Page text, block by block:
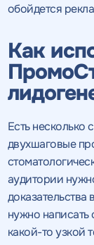
обойдется
Как
Есть
двухшаговые
аудитории
нужно написать
какой-то узкой